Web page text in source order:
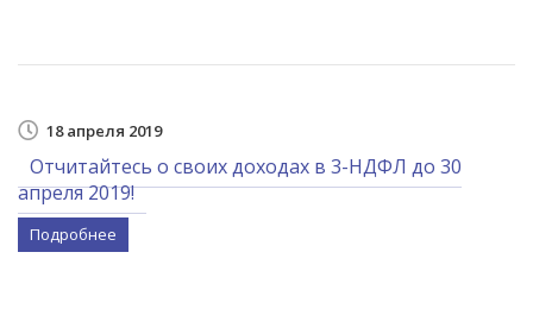
18 апреля 2019
Отчитайтесь о своих доходах в 3-НДФЛ до 30
апреля 2019!
Подробнее